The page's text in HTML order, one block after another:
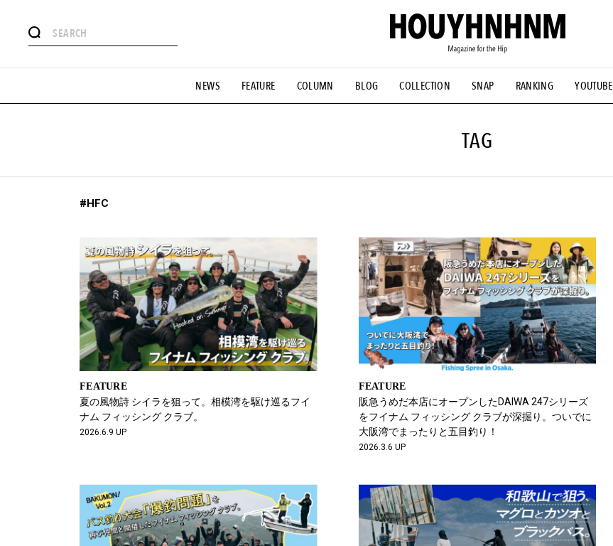
NEWS FEATURE COLUMN BLOG COLLECTION SNAP RANKING YOUTUBE
#憧れの逸品 #ESSENTIAL DESIGNS #古着サミット #NEW VINTAGE #マイナーグッド図鑑
#GH 銘品の所以 #フイナムのYouTube #Commune H #FOCUS IT #AH.H #ととけん #FASHION #MUSIC
TAG
#HFC
FEATURE
夏の風物詩 シイラを狙って。相模湾を駆け巡るフイ
ナム フィッシング クラブ。
2026.6.9 UP
FEATURE
阪急うめだ本店にオープンしたDAIWA 247シリーズ
をフイナム フィッシング クラブが深掘り。ついでに
大阪湾でまったりと五目釣り！
2026.3.6 UP